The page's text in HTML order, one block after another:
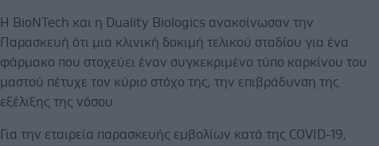
Η BioNTech και η Duality Biologics ανακοίνωσαν την
Παρασκευή ότι μια κλινική δοκιμή τελικού σταδίου για ένα
φάρμακο που στοχεύει έναν συγκεκριμένο τύπο καρκίνου του
μαστού πέτυχε τον κύριο στόχο της, την επιβράδυνση της
εξέλιξης της νόσου.
Για την εταιρεία παρασκευής εμβολίων κατά της COVID-19,